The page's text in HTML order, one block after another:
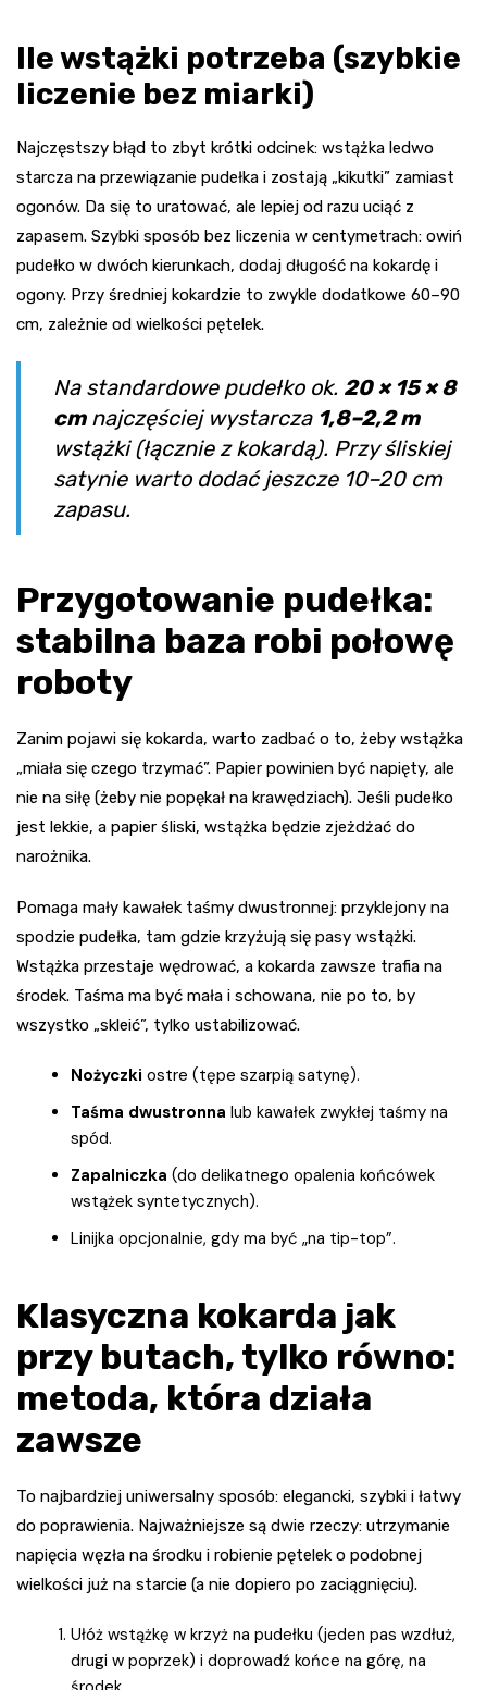
Ile wstążki potrzeba (szybkie
liczenie bez miarki)
Najczęstszy błąd to zbyt krótki odcinek: wstążka ledwo
starcza na przewiązanie pudełka i zostają „kikutki” zamiast
ogonów. Da się to uratować, ale lepiej od razu uciąć z
zapasem. Szybki sposób bez liczenia w centymetrach: owiń
pudełko w dwóch kierunkach, dodaj długość na kokardę i
ogony. Przy średniej kokardzie to zwykle dodatkowe 60–90
cm, zależnie od wielkości pętelek.
Na standardowe pudełko ok. 20 × 15 × 8
cmnajczęściej wystarcza 1,8–2,2 m
wstążki (łącznie z kokardą). Przy śliskiej
satynie warto dodać jeszcze 10–20 cm
zapasu.
Przygotowanie pudełka:
stabilna baza robi połowę
roboty
Zanim pojawi się kokarda, warto zadbać o to, żeby wstążka
„miała się czego trzymać”. Papier powinien być napięty, ale
nie na siłę (żeby nie popękał na krawędziach). Jeśli pudełko
jest lekkie, a papier śliski, wstążka będzie zjeżdżać do
narożnika.
Pomaga mały kawałek taśmy dwustronnej: przyklejony na
spodzie pudełka, tam gdzie krzyżują się pasy wstążki.
Wstążka przestaje wędrować, a kokarda zawsze trafia na
środek. Taśma ma być mała i schowana, nie po to, by
wszystko „skleić”, tylko ustabilizować.
Nożyczki ostre (tępe szarpią satynę).
Taśma dwustronna lub kawałek zwykłej taśmy na
spód.
Zapalniczka (do delikatnego opalenia końcówek
wstążek syntetycznych).
Linijka opcjonalnie, gdy ma być „na tip-top”.
Klasyczna kokarda jak
przy butach, tylko równo:
metoda, która działa
zawsze
To najbardziej uniwersalny sposób: elegancki, szybki i łatwy
do poprawienia. Najważniejsze są dwie rzeczy: utrzymanie
napięcia węzła na środku i robienie pętelek o podobnej
wielkości już na starcie (a nie dopiero po zaciągnięciu).
Ułóż wstążkę w krzyż na pudełku (jeden pas wzdłuż,
drugi w poprzek) i doprowadź końce na górę, na